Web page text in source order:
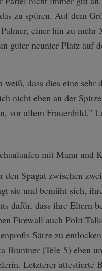
zu spüren. Auf dem
einer hin zu mehr
guter neunter Platz auf
dass dies eine sehr
nicht eben an der
vor allem Frauenbild."
mit Mann und
Spagat zwischen
sie und bemüht sich,
dafür, dass ihre Eltern
Firewall auch Polit-
Sätze zu
Brantner (Tele 5) eben
Letzterer attestierte